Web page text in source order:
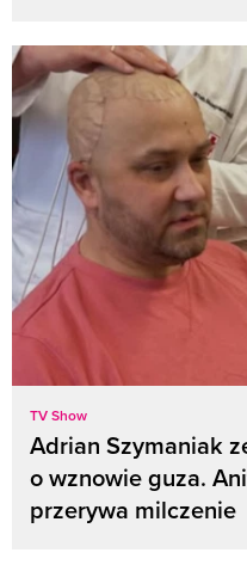
TV Show
Adrian Szymaniak
o wznowie guza.
przerywa milczenie